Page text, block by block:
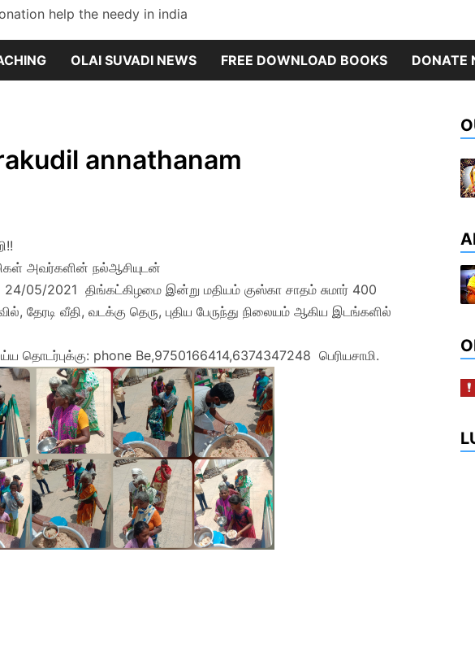
help the needy in india
OLAI SUVADI NEWS FREE DOWNLOAD BOOKS DONATE
annathanam
அவர்களின் நல்ஆசியுடன்
24/05/2021 திங்கட்கிழமை இன்று மதியம் குஸ்கா சாதம் சுமார் 400
தேரடி வீதி, வடக்கு தெரு, புதிய பேருந்து நிலையம் ஆகிய இடங்களில்
phone Be,9750166414,6374347248 பெரியசாமி.